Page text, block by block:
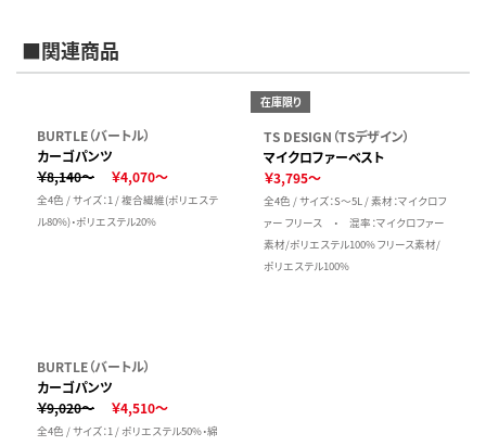
■関連商品
BURTLE（バートル）
カーゴパンツ
￥8,140～
￥4,070～
全4色 / サイズ：1 / 複合繊維(ポリエステ
ル80%)・ポリエステル20%
在庫限り
TS DESIGN（TSデザイン）
マイクロファーベスト
￥3,795～
全4色 / サイズ：S～5L / 素材：マイクロフ
ァー フリース ・ 混率：マイクロファー
素材/ポリエステル100% フリース素材/
ポリエステル100%
BURTLE（バートル）
カーゴパンツ
￥9,020～
￥4,510～
全4色 / サイズ：1 / ポリエステル50%・綿